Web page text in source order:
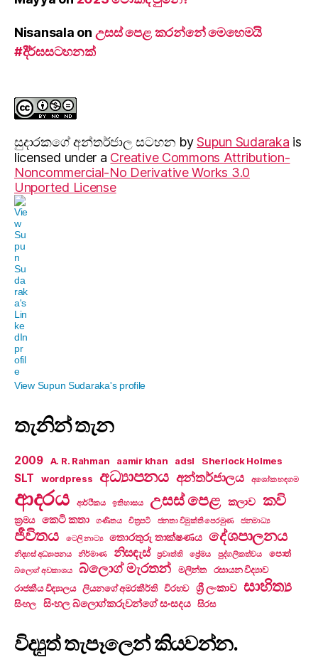
Nisansala on උසස් පෙළ කරන්නේ මෙහෙමයි
#දීර්ඝසටහනක්
සුදාරක‍ගේ අන්තර්ජාල සටහන bySupun Sudaraka is
licensed under a Creative Commons Attribution-
Noncommercial-No Derivative Works 3.0
Unported License
View Supun Sudaraka's profile
තැනින් තැන
2009 A. R. Rahman aamir khan adsl Sherlock Holmes
SLT wordpress අධ්‍යාපනය අන්තර්ජාලය අශෝක හඳගම
ආදරය ආර්ථිකය ඉතිහාසය උසස් පෙළ කලාව කවි
ක්‍රමය කෙටි කතා ගණිතය චිත්‍රපටි ජනතා විමුක්ති පෙරමුණ ජනමාධ්‍ය
ජීවිතය ටෙලි නාට්‍ය තොරතුරු තාක්ෂණය දේශපාලනය
නිදහස් අධ්‍යාපනය නිර්මාණ නිසඳැස් ප්‍රවෘත්ති ප්‍රේමය පුද්ගලිකත්වය පොත්
බ්ලොග් අවකාශය බ්ලොග් මැරතන් මලින්ත
රසායන විද්‍යාව
රාජකීය විද්‍යාලය
ලියනගේ අමරකීර්ති විරහව ශ්‍රී ලංකාව සාහිත්‍ය
සිංහල සිංහල බ්ලොග්කරුවන්ගේ සංසදය සිරස
විද්‍යුත් තැපෑලෙන් කියවන්න.